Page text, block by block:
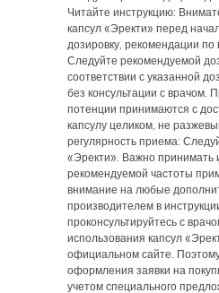
Читайте инструкцию:
капсул «Эректи» перед
дозировку, рекомендации
Следуйте рекомендуемой
соответствии с указанной
без консультации с врачом.
потенции принимаются с
капсулу целиком, не
регулярность приема:
«Эректи». Важно принимать
рекомендуемой частоты
внимание на любые
производителем в
проконсультируйтесь с
использования капсул
официальном сайте.
оформления заявки на
учетом специального